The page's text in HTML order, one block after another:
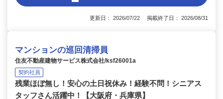
更新日： 2026/07/22 掲載終了日： 2026/08/31
マンションの巡回清掃員
住友不動産建物サービス株式会社/ksf26001a
契約社員
残業ほぼ無し！安心の土日祝休み！経験不問！シニアス
タッフさん活躍中！【大阪府・兵庫県】